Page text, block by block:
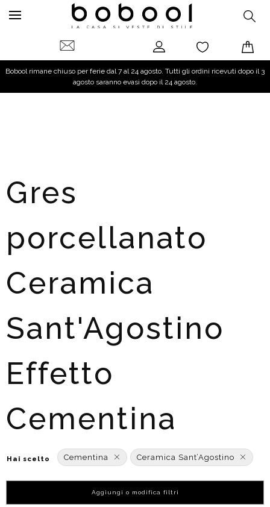
Bobool rimane chiuso per ferie dal 7 al 24 agosto. Tutti gli ordini ricevuti dopo il 3
agosto saranno evasi dopo il 24 agosto.
Gres
porcellanato
Ceramica
Sant'Agostino
Effetto
Cementina
Hai scelto Cementina Ceramica Sant’Agostino
Aggiungi o modifica filtri